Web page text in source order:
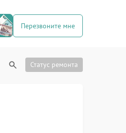
Перезвоните мне
Статус ремонта